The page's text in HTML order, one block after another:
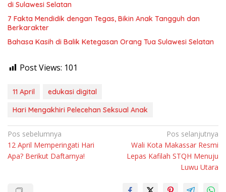
di Sulawesi Selatan
7 Fakta Mendidik dengan Tegas, Bikin Anak Tangguh dan
Berkarakter
Bahasa Kasih di Balik Ketegasan Orang Tua Sulawesi Selatan
Post Views: 101
11 April
edukasi digital
Hari Mengakhiri Pelecehan Seksual Anak
Navigasi
pos
Pos sebelumnya
12 April Memperingati Hari
Apa? Berikut Daftarnya!
Pos selanjutnya
Wali Kota Makassar Resmi
Lepas Kafilah STQH Menuju
Luwu Utara